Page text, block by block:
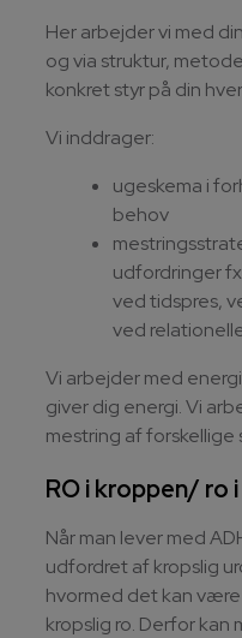
Her arbejder vi med
og via struktur,
konkret styr på din
Vi inddrager:
ugeskema i
behov
udfordringer
ved tidspres,
ved
Vi arbejder med
giver dig energi. Vi
mestring af forskellige
RO i kroppen/
Når man lever med
udfordret af kropslig
hvormed det kan
kropslig ro. Derfor kan